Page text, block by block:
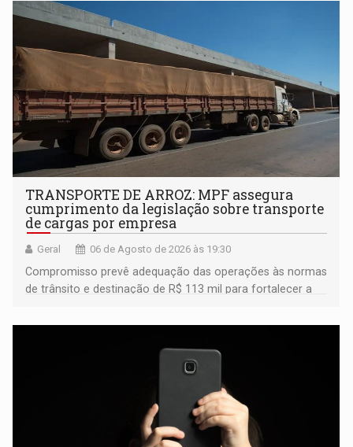
TRANSPORTE DE ARROZ: MPF assegura
cumprimento da legislação sobre transporte
de cargas por empresa
Geral 06 de Agosto de 2026 às 19:30
Compromisso prevê adequação das operações às normas
de trânsito e destinação de R$ 113 mil para fortalecer a